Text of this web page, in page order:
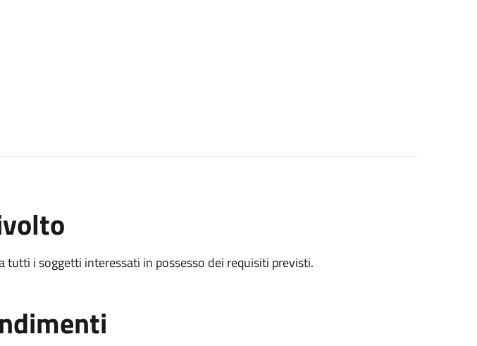
tutti i soggetti interessati in possesso dei requisiti previsti.